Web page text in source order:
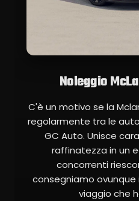
Noleggio
C'è un motivo se la
regolarmente tra le
GC Auto. Unisce
raffinatezza in un
concorrenti
consegniamo ovunque
viaggio che